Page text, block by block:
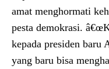
amat menghormati
pesta demokrasi.
kepada presiden baru
yang baru bisa